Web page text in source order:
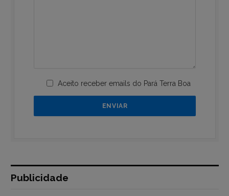
Aceito receber emails do Pará Terra Boa
Publicidade